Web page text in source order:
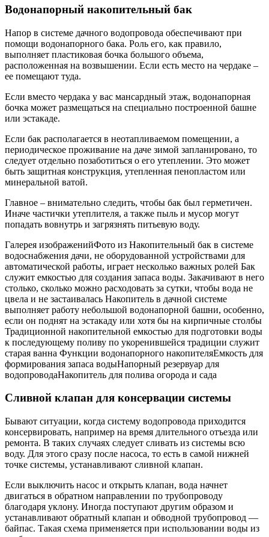
Водонапорный накопительный бак
Напор в системе дачного водопровода обеспечивают при
помощи водонапорного бака. Роль его, как правило,
выполняет пластиковая бочка большого объема,
расположенная на возвышении. Если есть место на чердаке –
ее помещают туда.
Если вместо чердака у вас мансардный этаж, водонапорная
бочка может размещаться на специально построенной башне
или эстакаде.
Если бак располагается в неотапливаемом помещении, а
периодическое проживание на даче зимой запланировано, то
следует отдельно позаботиться о его утеплении. Это может
быть защитная конструкция, утепленная пенопластом или
минеральной ватой.
Главное – внимательно следить, чтобы бак был герметичен.
Иначе частички утеплителя, а также пыль и мусор могут
попадать вовнутрь и загрязнять питьевую воду.
Галерея изображенийФото из Накопительный бак в системе
водоснабжения дачи, не оборудованной устройствами для
автоматической работы, играет несколько важных ролей Бак
служит емкостью для создания запаса воды. Закачивают в него
столько, сколько можно расходовать за сутки, чтобы вода не
цвела и не застаивалась Накопитель в дачной системе
выполняет работу небольшой водонапорной башни, особенно,
если он поднят на эстакаду или хотя бы на кирпичные столбы
Традиционной накопительной емкостью для подготовки воды
к последующему поливу по укоренившейся традиции служит
старая ванна Функции водонапорного накопителяЕмкость для
формирования запаса водыНапорный резервуар для
водопроводаНакопитель для полива огорода и сада
Сливной клапан для консервации системы
Бывают ситуации, когда систему водопровода приходится
консервировать, например на время длительного отъезда или
ремонта. В таких случаях следует сливать из системы всю
воду. Для этого сразу после насоса, то есть в самой нижней
точке системы, устанавливают сливной клапан.
Если выключить насос и открыть клапан, вода начнет
двигаться в обратном направлении по трубопроводу
благодаря уклону. Иногда поступают другим образом и
устанавливают обратный клапан и обводной трубопровод —
байпас. Такая схема применяется при использовании воды из